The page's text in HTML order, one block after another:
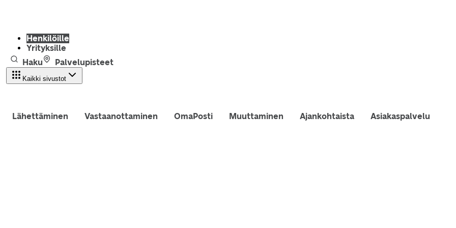
Henkilöille
Yrityksille
Haku
Palvelupisteet
Kaikki sivustot
Lähettäminen Vastaanottaminen OmaPosti Muuttaminen Ajankohtaista Asiakaspalvelu